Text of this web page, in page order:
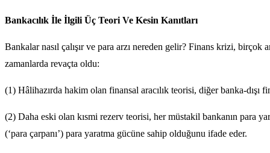
Bankacılık İle İlgili Üç Teori Ve Kesin Kanıtları
Bankalar nasıl çalışır ve para arzı nereden gelir? Finans krizi, birçok
zamanlarda revaçta oldu:
(1) Hâlihazırda hakim olan finansal aracılık teorisi, diğer banka-
(2) Daha eski olan kısmi rezerv teorisi, her müstakil bankanın para
(‘para çarpanı’) para yaratma gücüne sahip olduğunu ifade eder.